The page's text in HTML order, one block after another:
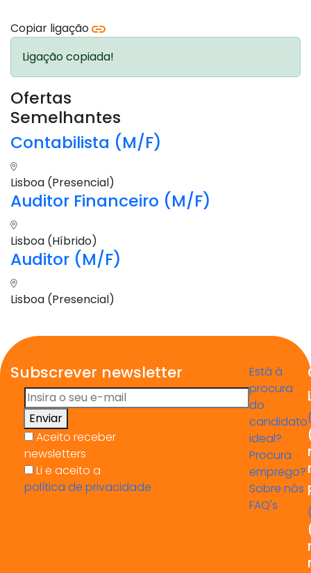
Copiar ligação
Ligação copiada!
Ofertas
Semelhantes
Contabilista (M/F)
Lisboa (Presencial)
Auditor Financeiro (M/F)
Lisboa (Híbrido)
Auditor (M/F)
Lisboa (Presencial)
Subscrever newsletter
Enviar
Aceito receber
newsletters
Li e aceito a
política de privacidade
Está à
procura
do
candidato
ideal?
Procura
emprego?
Sobre nós
FAQ's